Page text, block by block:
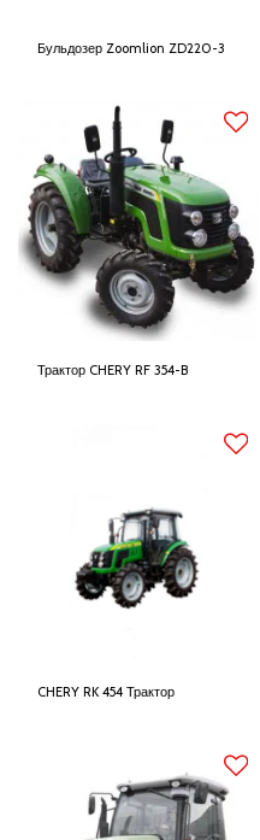
Бульдозер Zoomlion ZD220-3
Трактор CHERY RF 354-B
CHERY RK 454 Трактор